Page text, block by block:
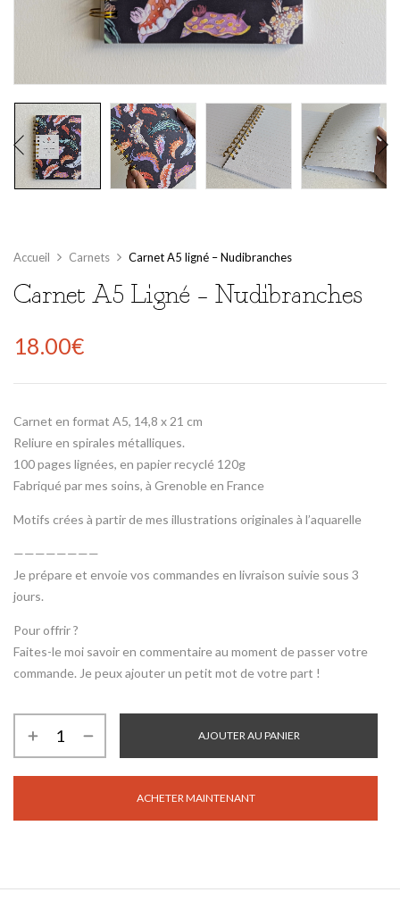
Accueil Carnets Carnet A5 ligné – Nudibranches
Carnet A5 Ligné – Nudibranches
18.00€
Carnet en format A5, 14,8 x 21 cm
Reliure en spirales métalliques.
100 pages lignées, en papier recyclé 120g
Fabriqué par mes soins, à Grenoble en France
Motifs crées à partir de mes illustrations originales à l’aquarelle
————————
Je prépare et envoie vos commandes en livraison suivie sous 3
jours.
Pour offrir ?
Faites-le moi savoir en commentaire au moment de passer votre
commande. Je peux ajouter un petit mot de votre part !
AJOUTER AU PANIER
ACHETER MAINTENANT